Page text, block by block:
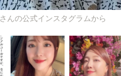
んの公式インスタグラムから